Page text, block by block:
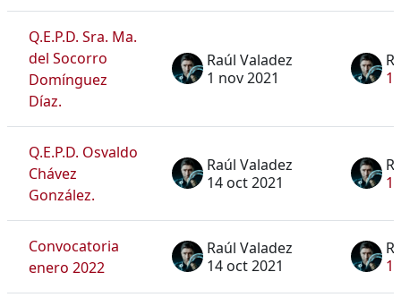
Q.E.P.D. Sra. Ma.
del Socorro
Domínguez
Díaz.
Raúl Valadez
1 nov 2021
1
Q.E.P.D. Osvaldo
Chávez
González.
Raúl Valadez
14 oct 2021
Convocatoria
enero 2022
Raúl Valadez
14 oct 2021